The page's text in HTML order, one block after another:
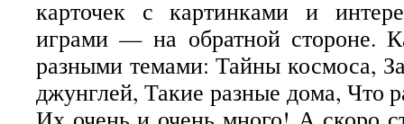
карточек с картинками и
играми — на обратной стороне.
разными темами: Тайны космоса,
джунглей, Такие разные дома, Что